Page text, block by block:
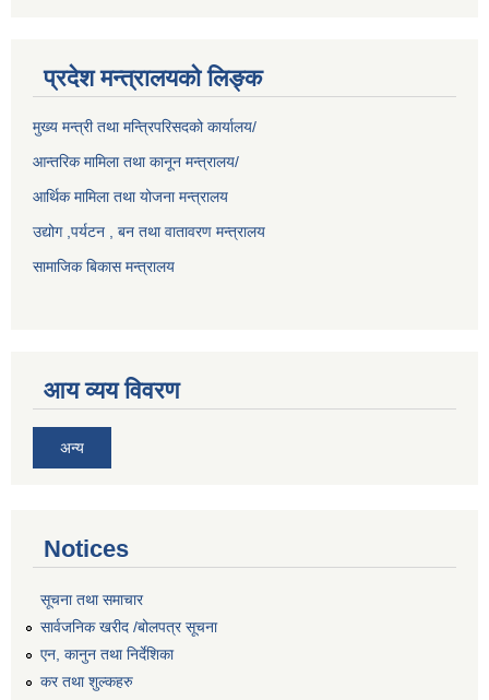
प्रदेश मन्त्रालयको लिङ्क
मुख्य मन्त्री तथा मन्त्रिपरिसदको कार्यालय/
आन्तरिक मामिला तथा कानून मन्त्रालय/
आर्थिक मामिला तथा योजना मन्त्रालय
उद्योग ,पर्यटन , बन तथा वातावरण मन्त्रालय
सामाजिक बिकास मन्त्रालय
आय व्यय विवरण
अन्य
Notices
सूचना तथा समाचार
सार्वजनिक खरीद /बोलपत्र सूचना
एन, कानुन तथा निर्देशिका
कर तथा शुल्कहरु